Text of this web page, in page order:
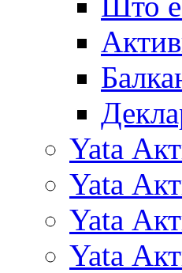
Yata
Yata
Yata
Yata